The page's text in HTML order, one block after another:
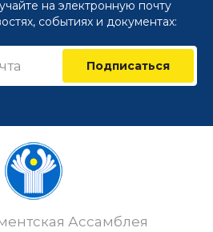
на электронную почту
событиях и документах:
Подписаться
Ассамблея